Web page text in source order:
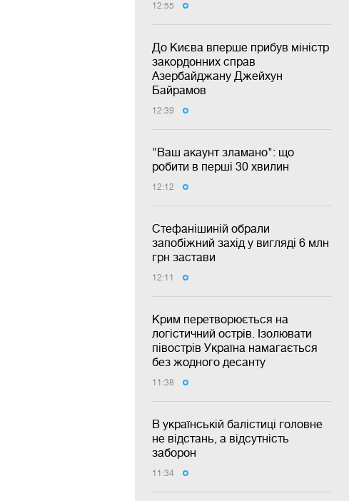
12:55
До Києва вперше прибув міністр
закордонних справ
Азербайджану Джейхун
Байрамов
12:39
"Ваш акаунт зламано": що
робити в перші 30 хвилин
12:12
Стефанішиній обрали
запобіжний захід у вигляді 6 млн
грн застави
12:11
Крим перетворюється на
логістичний острів. Ізолювати
півострів Україна намагається
без жодного десанту
11:38
В українській балістиці головне
не відстань, а відсутність
заборон
11:34